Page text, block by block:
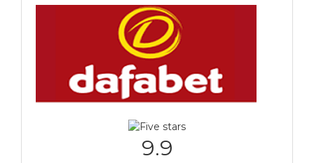
9.9